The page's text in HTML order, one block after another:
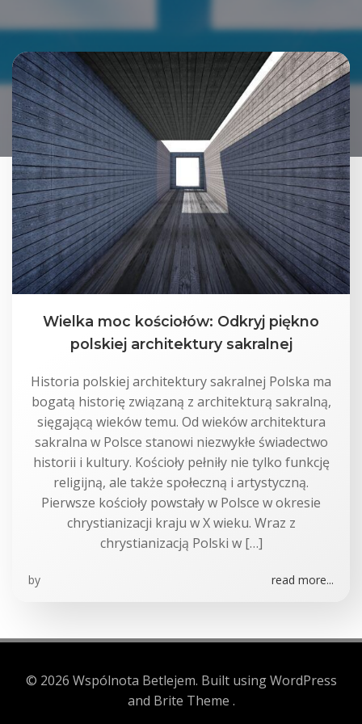
Wielka moc kościołów: Odkryj piękno
polskiej architektury sakralnej
Historia polskiej architektury sakralnej Polska ma
bogatą historię związaną z architekturą sakralną,
sięgającą wieków temu. Od wieków architektura
sakralna w Polsce stanowi niezwykłe świadectwo
historii i kultury. Kościoły pełniły nie tylko funkcję
religijną, ale także społeczną i artystyczną.
Pierwsze kościoły powstały w Polsce w okresie
chrystianizacji kraju w X wieku. Wraz z
chrystianizacją Polski w […]
by read more...
© 2026 Wspólnota Betlejem. Built using WordPress
and Brite Theme .